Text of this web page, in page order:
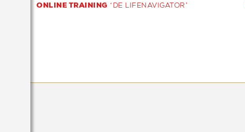
ONLINE TRAINING ‘DE LIFENAVIGATOR’